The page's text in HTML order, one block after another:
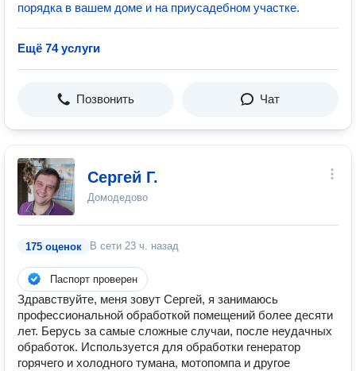
порядка в вашем доме и на приусадебном участке.
Ещё 74 услуги
Позвонить Чат
Сергей Г.
Домодедово
175 оценок В сети 23 ч. назад
Паспорт проверен
Здравствуйте, меня зовут Сергей, я занимаюсь
профессиональной обработкой помещений более десяти
лет. Берусь за самые сложные случаи, после неудачных
обработок. Используется для обработки генератор
горячего и холодного тумана, мотопомпа и другое